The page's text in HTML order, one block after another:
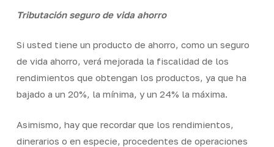
Tributación seguro de vida ahorro
Si usted tiene un producto de ahorro, como un seguro
de vida ahorro, verá mejorada la fiscalidad de los
rendimientos que obtengan los productos, ya que ha
bajado a un 20%, la mínima, y un 24% la máxima.
Asimismo, hay que recordar que los rendimientos,
dinerarios o en especie, procedentes de operaciones